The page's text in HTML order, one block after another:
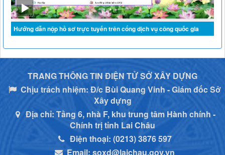
Hướng dẫn nộp hồ sơ trực tuyến trên cổng dịch vụ công quốc gia
TRANG THÔNG TIN ĐIỆN TỬ SỞ XÂY DỰNG
Chịu trách nhiệm: Đ/c Bùi Quang Vinh - Giám đốc Sở
Xây dựng
Địa chỉ: Tầng 6, nhà F, khu trung tâm Hành chính -
Chính trị tỉnh Lai Châu
Điện thoại: (0213) 3876 597
Email: soxd@laichau.gov.vn